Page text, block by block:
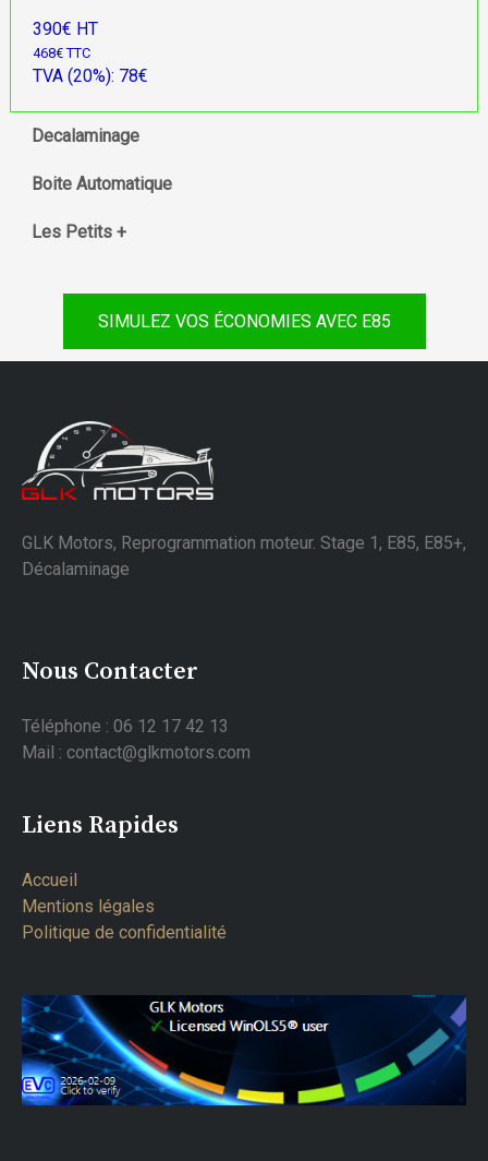
390€ HT
468€ TTC
TVA (20%): 78€
Decalaminage
Boite Automatique
Les Petits +
SIMULEZ VOS ÉCONOMIES AVEC E85
GLK Motors, Reprogrammation moteur. Stage 1, E85, E85+,
Décalaminage
Nous Contacter
Téléphone : 06 12 17 42 13
Mail : contact@glkmotors.com
Liens Rapides
Accueil
Mentions légales
Politique de confidentialité